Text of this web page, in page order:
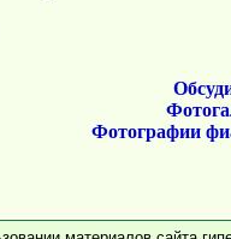
Фотографии